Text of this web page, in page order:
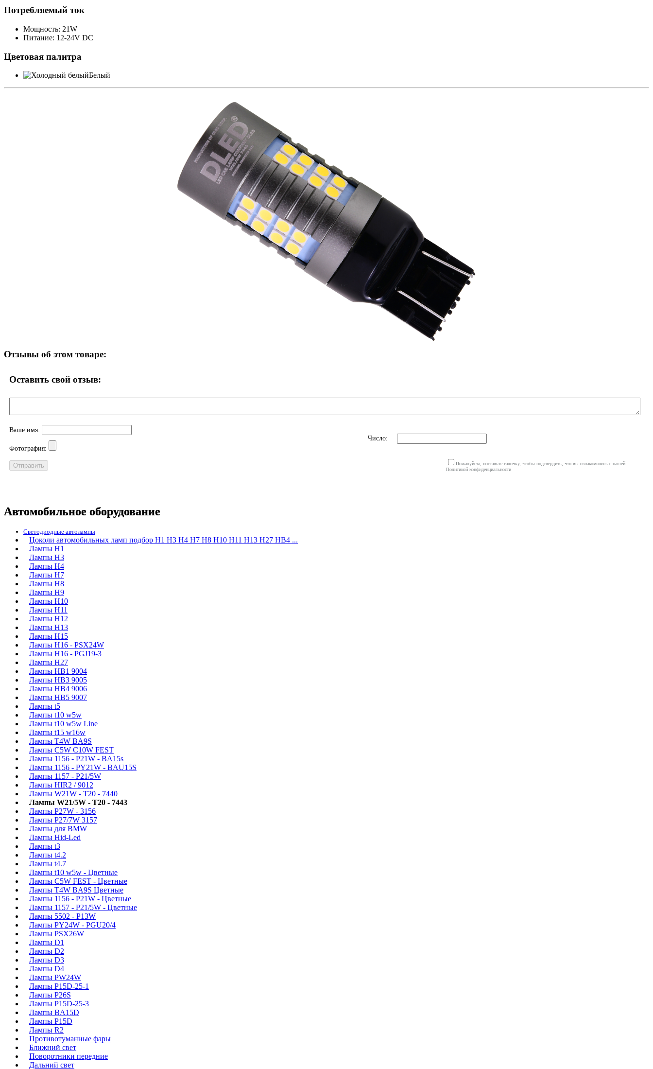
Потребляемый ток
Мощность: 21W
Питание: 12-24V DC
Цветовая палитра
Белый
Отзывы об этом товаре:
Оставить свой отзыв:
Ваше имя:
Фотография:
Число:
Пожалуйста, поставьте галочку, чтобы подтвердить, что вы ознакомились с нашей
Политикой конфиденциальности
Автомобильное оборудование
Светодиодные автолампы
Цоколи автомобильных ламп подбор H1 H3 H4 H7 H8 H10 H11 H13 H27 HB4 ...
Лампы H1
Лампы H3
Лампы H4
Лампы H7
Лампы H8
Лампы H9
Лампы H10
Лампы H11
Лампы H12
Лампы H13
Лампы H15
Лампы H16 - PSX24W
Лампы H16 - PGJ19-3
Лампы H27
Лампы HB1 9004
Лампы HB3 9005
Лампы HB4 9006
Лампы HB5 9007
Лампы t5
Лампы t10 w5w
Лампы t10 w5w Line
Лампы t15 w16w
Лампы T4W BA9S
Лампы C5W C10W FEST
Лампы 1156 - P21W - BA15s
Лампы 1156 - PY21W - BAU15S
Лампы 1157 - P21/5W
Лампы HIR2 / 9012
Лампы W21W - T20 - 7440
Лампы W21/5W - T20 - 7443
Лампы P27W - 3156
Лампы P27/7W 3157
Лампы для BMW
Лампы Hid-Led
Лампы t3
Лампы t4.2
Лампы t4.7
Лампы t10 w5w - Цветные
Лампы C5W FEST - Цветные
Лампы T4W BA9S Цветные
Лампы 1156 - P21W - Цветные
Лампы 1157 - P21/5W - Цветные
Лампы 5502 - P13W
Лампы PY24W - PGU20/4
Лампы PSX26W
Лампы D1
Лампы D2
Лампы D3
Лампы D4
Лампы PW24W
Лампы P15D-25-1
Лампы P26S
Лампы P15D-25-3
Лампы BA15D
Лампы P15D
Лампы R2
Противотуманные фары
Ближний свет
Поворотники передние
Дальний свет